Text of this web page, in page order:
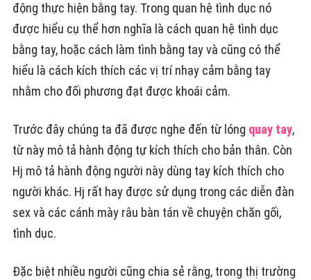
động thực hiện bằng tay. Trong quan hệ tình dục nó
được hiểu cụ thể hơn nghĩa là cách quan hệ tình dục
bằng tay, hoặc cách làm tình bằng tay và cũng có thể
hiểu là cách kích thích các vị trí nhạy cảm bằng tay
nhằm cho đối phương đạt được khoái cảm.
Trước đây chúng ta đã được nghe đến từ lóng quay tay,
từ này mô tả hành động tự kích thích cho bản thân. Còn
Hj mô tả hành động người này dùng tay kích thích cho
người khác. Hj rất hay được sử dụng trong các diễn đàn
sex và các cánh mày râu bàn tán về chuyện chăn gối,
tình dục.
Đặc biệt nhiều người cũng chia sẻ rằng, trong thị trường